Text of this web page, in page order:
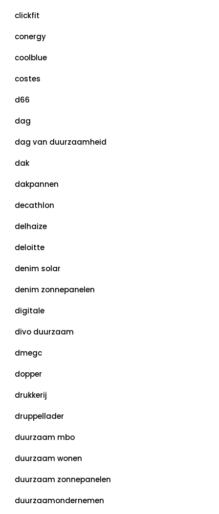
clickfit
conergy
coolblue
costes
d66
dag
dag van duurzaamheid
dak
dakpannen
decathlon
delhaize
deloitte
denim solar
denim zonnepanelen
digitale
divo duurzaam
dmegc
dopper
drukkerij
druppellader
duurzaam mbo
duurzaam wonen
duurzaam zonnepanelen
duurzaamondernemen